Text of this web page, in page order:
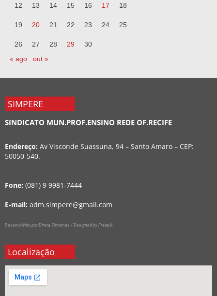
12 13 14 15 16 17 18
19 20 21 22 23 24 25
26 27 28 29
30
« ago
out »
SIMPERE
SINDICATO MUN.PROF.ENSINO REDE OF.RECIFE
Endereço: Av Visconde Suassuna, 94 – Santo Amaro – CEP:
50050-540.
Fone: (081) 9 9981-7444
E-mail: adm.simpere@gmail.com
Desenvolvido por Direta Sistemas / Designed by Freepik
Localização